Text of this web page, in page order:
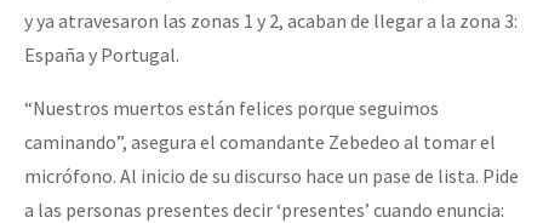
y ya atravesaron las zonas 1 y 2, acaban de llegar a la zona 3:
España y Portugal.
“Nuestros muertos están felices porque seguimos
caminando”, asegura el comandante Zebedeo al tomar el
micrófono. Al inicio de su discurso hace un pase de lista. Pide
a las personas presentes decir ‘presentes’ cuando enuncia: